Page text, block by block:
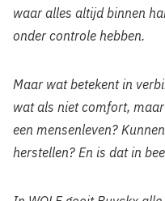
waar alles altijd binnen
onder controle hebben.
Maar wat betekent in
wat als niet comfort,
een mensenleven?
herstellen? En is dat in